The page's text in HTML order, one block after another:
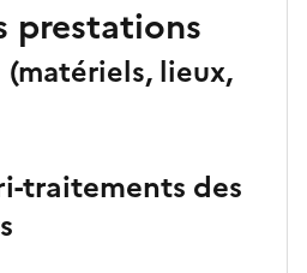
prestations
(matériels, lieux,
traitements des